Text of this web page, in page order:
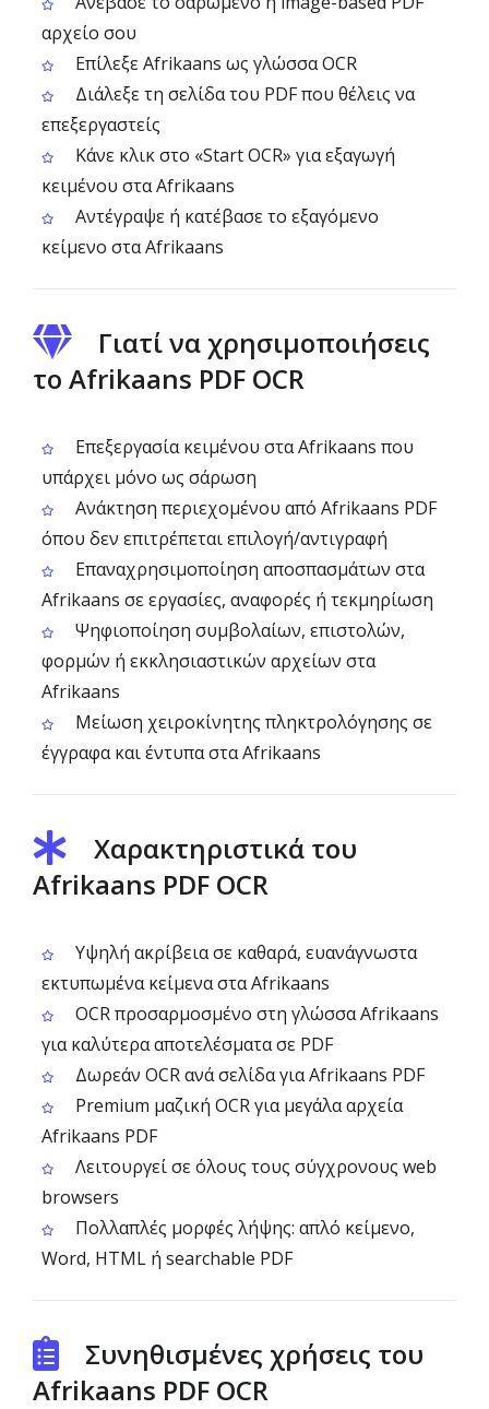
αρχείο σου
Επίλεξε Afrikaans ως γλώσσα OCR
Διάλεξε τη σελίδα του PDF που θέλεις να
επεξεργαστείς
Κάνε κλικ στο «Start OCR» για εξαγωγή
κειμένου στα Afrikaans
Αντέγραψε ή κατέβασε το εξαγόμενο
κείμενο στα Afrikaans
Γιατί να χρησιμοποιήσεις
το Afrikaans PDF OCR
Επεξεργασία κειμένου στα Afrikaans που
υπάρχει μόνο ως σάρωση
Ανάκτηση περιεχομένου από Afrikaans PDF
όπου δεν επιτρέπεται επιλογή/αντιγραφή
Επαναχρησιμοποίηση αποσπασμάτων στα
Afrikaans σε εργασίες, αναφορές ή τεκμηρίωση
Ψηφιοποίηση συμβολαίων, επιστολών,
φορμών ή εκκλησιαστικών αρχείων στα
Afrikaans
Μείωση χειροκίνητης πληκτρολόγησης σε
έγγραφα και έντυπα στα Afrikaans
Χαρακτηριστικά του
Afrikaans PDF OCR
Υψηλή ακρίβεια σε καθαρά, ευανάγνωστα
εκτυπωμένα κείμενα στα Afrikaans
OCR προσαρμοσμένο στη γλώσσα Afrikaans
για καλύτερα αποτελέσματα σε PDF
Δωρεάν OCR ανά σελίδα για Afrikaans PDF
Premium μαζική OCR για μεγάλα αρχεία
Afrikaans PDF
Λειτουργεί σε όλους τους σύγχρονους web
browsers
Πολλαπλές μορφές λήψης: απλό κείμενο,
Word, HTML ή searchable PDF
Συνηθισμένες χρήσεις του
Afrikaans PDF OCR